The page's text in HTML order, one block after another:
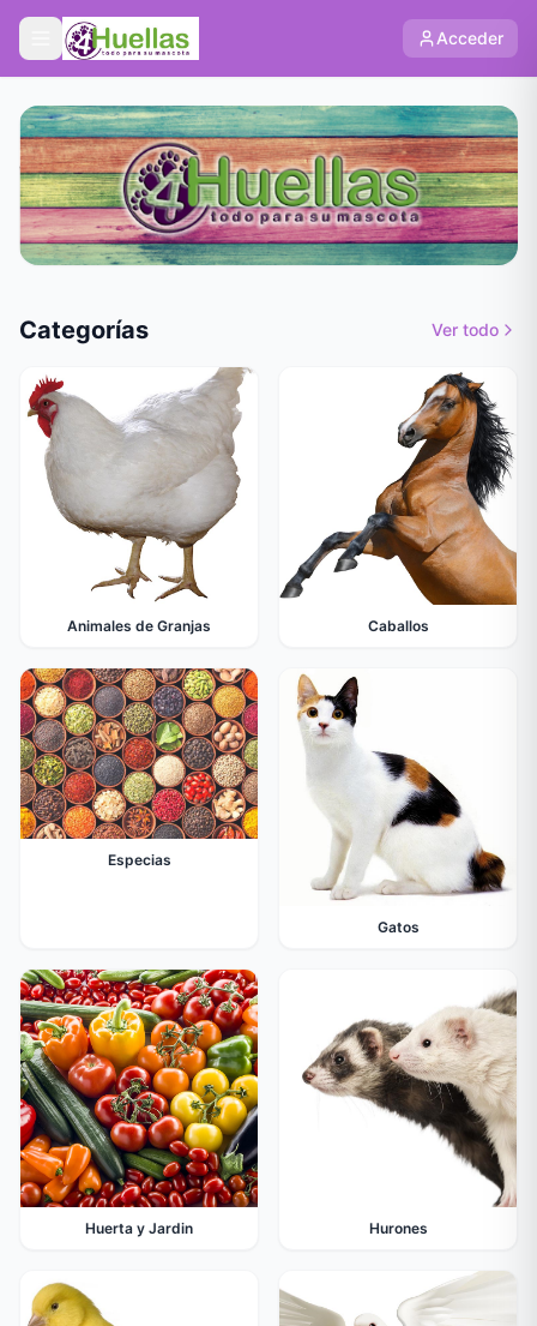
Acceder
Categorías Ver todo
Animales de Granjas Caballos
Especias
Gatos
Huerta y Jardin Hurones